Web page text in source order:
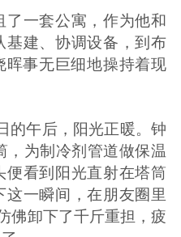
一套公寓，作为他和
基建、协调设备，到布
事无巨细地操持着现
的午后，阳光正暖。钟
，为制冷剂管道做保温
便看到阳光直射在塔筒
这一瞬间，在朋友圈里
佛卸下了千斤重担，疲